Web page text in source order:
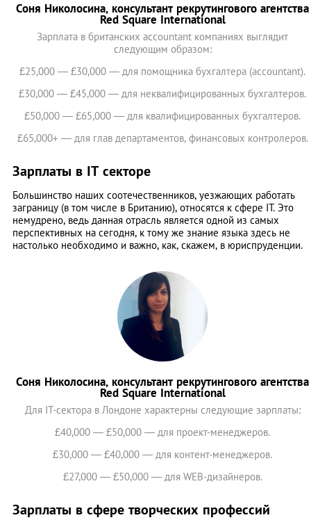
Соня Николосина, консультант рекрутингового агентства
Red Square International
Зарплата в британских accountant компаниях выглядит
следующим образом:
£25,000 — £30,000 — для помощника бухгалтера (accountant).
£30,000 — £45,000 — для неквалифицированных бухгалтеров.
£50,000 — £65,000 — для квалифицированных бухгалтеров.
£65,000+ — для глав департаментов, финансовых контролеров.
Зарплаты в IT секторе
Большинство наших соотечественников, уезжающих работать
заграницу (в том числе в Британию), относятся к сфере IT. Это
немудрено, ведь данная отрасль является одной из самых
перспективных на сегодня, к тому же знание языка здесь не
настолько необходимо и важно, как, скажем, в юриспруденции.
Соня Николосина, консультант рекрутингового агентства
Red Square International
Для IT-сектора в Лондоне характерны следующие зарплаты:
£40,000 — £50,000 — для проект-менеджеров.
£30,000 — £40,000 — для контент-менеджеров.
£27,000 — £50,000 — для WEB-дизайнеров.
Зарплаты в сфере творческих профессий